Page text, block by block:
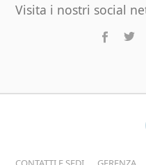
Visita i nostri social